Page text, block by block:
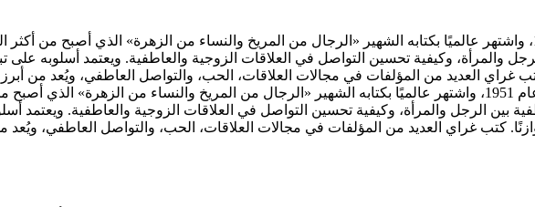
جون غراي هو كاتب ومستشار أمريكي وُلد عام 1951، واشتهر عالميًا بكتابه الشهير «الرجال من المريخ والنساء من
والمرأة، وكيفية تحسين التواصل في العلاقات الزوجية والعاطفية. ويعتمد أسلوبه
غراي العديد من المؤلفات في مجالات العلاقات، الحب، والتواصل العاطفي، ويُعد من أبرز
جون غراي هو كاتب ومستشار أمريكي وُلد عام 1951، واشتهر عالميًا بكتابه الشهير «الرجال من المريخ والنساء
بين الرجل والمرأة، وكيفية تحسين التواصل في العلاقات الزوجية والعاطفية.
كتب غراي العديد من المؤلفات في مجالات العلاقات، الحب، والتواصل العاطفي، ويُعد